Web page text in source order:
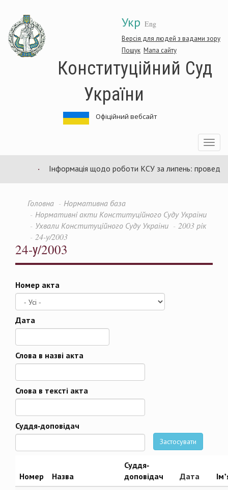
основного
матеріалу
Укр Eng
Версія для людей з вадами зору
Пошук Мапа сайту
Конституційний Суд
України
Офіційний вебсайт
Toggle
Інформація щодо роботи КСУ за липень: проведено
Головна
Нормативна база
Нормативні акти Конституційного Суду України
Ухвали Конституційного Суду України
2003 рік
24-у/2003
24-у/2003
Номер акта
Дата
Дата
Слова в назві акта
Слова в тексті акта
Суддя-доповідач
Застосувати
Номер Назва
Суддя-
доповідач
Дата